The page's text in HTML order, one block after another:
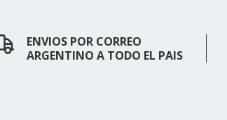
ENVIOS POR CORREO
ARGENTINO A TODO EL PAIS